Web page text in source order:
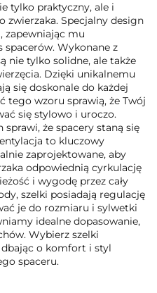
tylko praktyczny, ale i
zwierzaka. Specjalny design
zapewniając mu
Wykonane z
nie tylko solidne, ale także
Dzięki unikalnemu
się doskonale do każdej
tego wzoru sprawią, że Twój
się stylowo i uroczo.
że spacery staną się
to kluczowy
zaprojektowane, aby
odpowiednią cyrkulację
i wygodę przez cały
szelki posiadają regulację
je do rozmiaru i sylwetki
idealne dopasowanie,
Wybierz szelki
dbając o komfort i styl
spaceru.